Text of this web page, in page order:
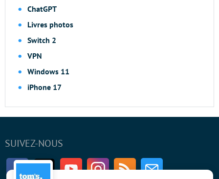
ChatGPT
Livres photos
Switch 2
VPN
Windows 11
iPhone 17
SUIVEZ-NOUS
FacebookTwitter Youtube InstagramRSS Newsletter